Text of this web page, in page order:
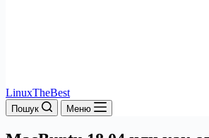
LinuxTheBest
Пошук Меню